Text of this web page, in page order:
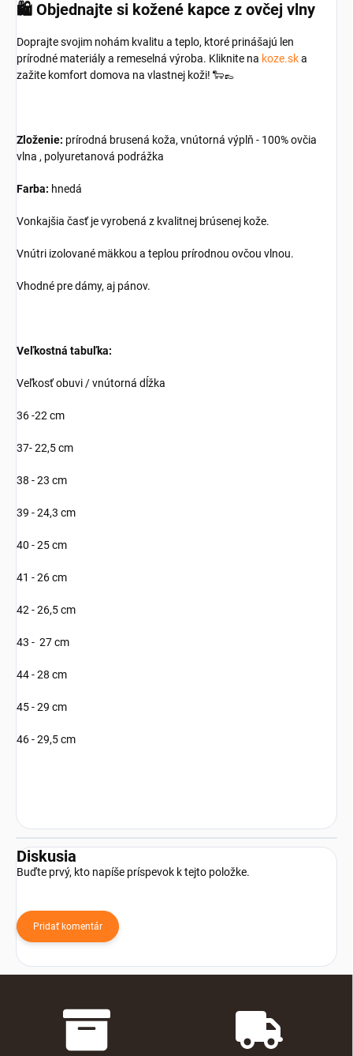
🛍️ Objednajte si kožené kapce z ovčej vlny
Doprajte svojim nohám kvalitu a teplo, ktoré prinášajú len
prírodné materiály a remeselná výroba. Kliknite na koze.ska
zažite komfort domova na vlastnej koži! 🐑👞
Zloženie: prírodná brusená koža, vnútorná výplň - 100% ovčia
vlna , polyuretanová podrážka
Farba: hnedá
Vonkajšia časť je vyrobená z kvalitnej brúsenej kože.
Vnútri izolované mäkkou a teplou prírodnou ovčou vlnou.
Vhodné pre dámy, aj pánov.
Veľkostná tabuľka:
Veľkosť obuvi / vnútorná dĺžka
36 -22 cm
37- 22,5 cm
38 - 23 cm
39 - 24,3 cm
40 - 25 cm
41 - 26 cm
42 - 26,5 cm
43 - 27 cm
44 - 28 cm
45 - 29 cm
46 - 29,5 cm
Diskusia
Buďte prvý, kto napíše príspevok k tejto položke.
Pridať komentár